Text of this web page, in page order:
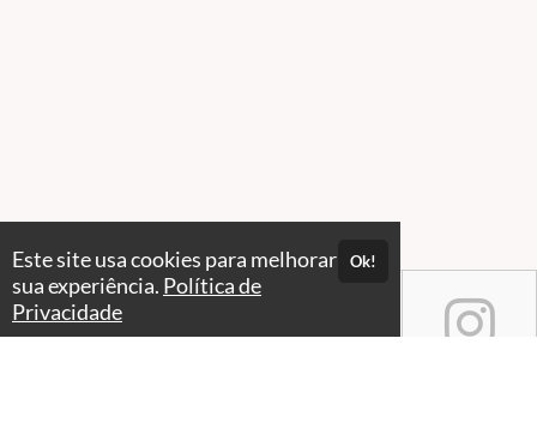
Este site usa cookies para melhorar
sua experiência. Política de
Privacidade
Ok!